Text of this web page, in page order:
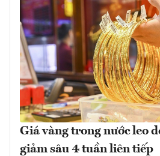
Giá vàng trong nước leo
giảm sâu 4 tuần liên tiếp